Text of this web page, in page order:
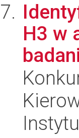
H3 w